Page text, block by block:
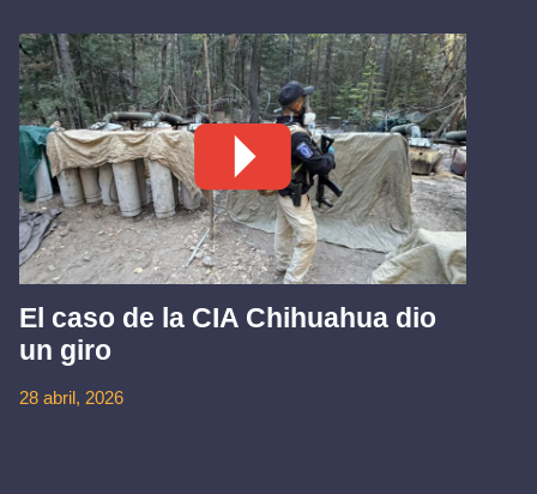
El caso de la CIA Chihuahua dio
un giro
28 abril, 2026